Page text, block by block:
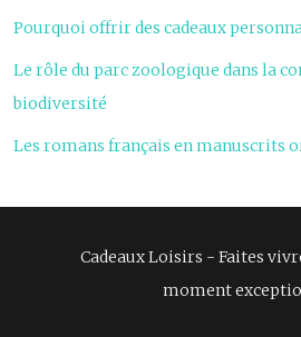
Pourquoi offrir des cadeaux
Le rôle du parc zoologique dans la
biodiversité
Les romans français en manuscrits
Cadeaux Loisirs - Faites
moment